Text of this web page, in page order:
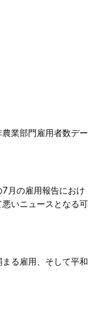
業部門雇用者数デー
月の雇用報告におけ
いニュースとなる可
る雇用、そして平和